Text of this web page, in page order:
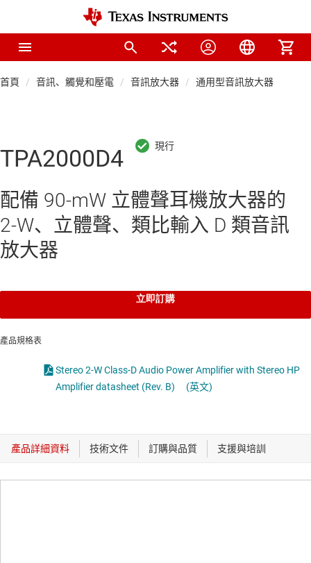
首頁 音訊、觸覺和壓電 音訊放大器 通用型音訊放大器
TPA2000D4
配備 90-mW 立體聲耳機放大器的
2-W、立體聲、類比輸入 D 類音訊
放大器
立即訂購
產品規格表
Stereo 2-W Class-D Audio Power Amplifier with Stereo HP
Amplifier datasheet (Rev. B)
(英文)